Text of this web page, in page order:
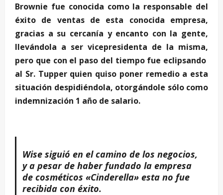
Brownie fue conocida como la responsable del
éxito de ventas de esta conocida empresa,
gracias a su cercanía y encanto con la gente,
llevándola a ser vicepresidenta de la misma,
pero que con el paso del tiempo fue eclipsando
al Sr. Tupper quien quiso poner remedio a esta
situación despidiéndola, otorgándole sólo como
indemnización 1 año de salario.
Wise siguió en el camino de los negocios,
y a pesar de haber fundado la empresa
de cosméticos «Cinderella» esta no fue
recibida con éxito.